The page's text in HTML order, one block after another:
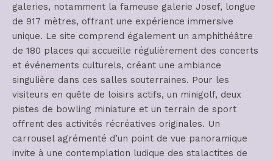
galeries, notamment la fameuse galerie Josef, longue
de 917 mètres, offrant une expérience immersive
unique. Le site comprend également un amphithéâtre
de 180 places qui accueille régulièrement des concerts
et événements culturels, créant une ambiance
singulière dans ces salles souterraines. Pour les
visiteurs en quête de loisirs actifs, un minigolf, deux
pistes de bowling miniature et un terrain de sport
offrent des activités récréatives originales. Un
carrousel agrémenté d’un point de vue panoramique
invite à une contemplation ludique des stalactites de